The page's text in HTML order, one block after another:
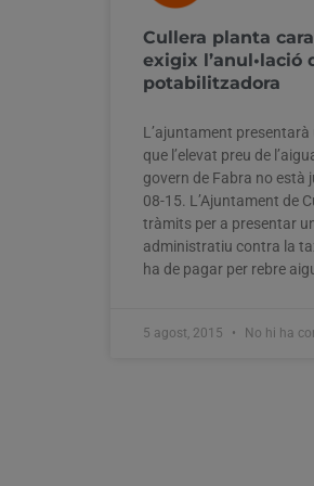
Cullera planta
exigix l’anul•lació
potabilitzadora
L’ajuntament presentarà
que l’elevat preu de
govern de Fabra no està
08-15. L’Ajuntament de
tràmits per a presentar
administratiu contra la
ha de pagar per rebre